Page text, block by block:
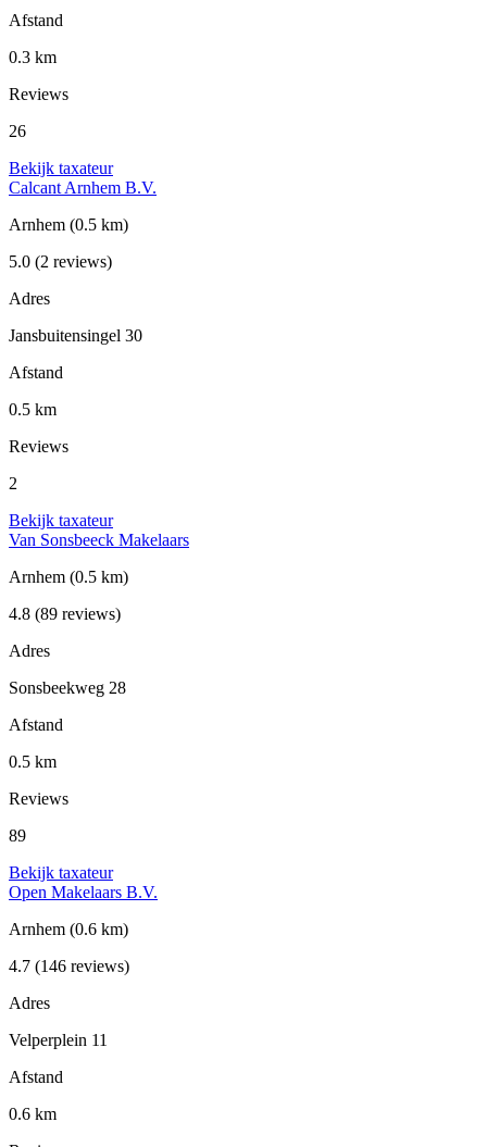
Afstand
0.3 km
Reviews
26
Bekijk taxateur
Calcant Arnhem B.V.
Arnhem (0.5 km)
5.0 (2 reviews)
Adres
Jansbuitensingel 30
Afstand
0.5 km
Reviews
2
Bekijk taxateur
Van Sonsbeeck Makelaars
Arnhem (0.5 km)
4.8 (89 reviews)
Adres
Sonsbeekweg 28
Afstand
0.5 km
Reviews
89
Bekijk taxateur
Open Makelaars B.V.
Arnhem (0.6 km)
4.7 (146 reviews)
Adres
Velperplein 11
Afstand
0.6 km